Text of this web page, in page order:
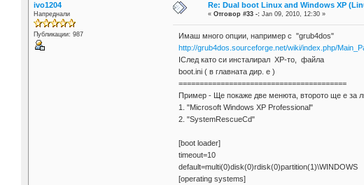
ivo1204
Напреднали
Публикации: 987
Re: Dual boot Linux and Windows XP
«Отговор #33 -: Jan 09, 2010, 12:30 »
Имаш много опции, например с "grub4dos"
http://grub4dos.sourceforge.net/wiki/index.php/
IСлед като си инсталирал ХР-то, файла
boot.ini ( в главната дир. е )
========================================
Пример - Ще покаже две менюта, второто ще е за
1. "Microsoft Windows XP Professional"
2. "SystemRescueCd"
[boot loader]
timeout=10
default=multi(0)disk(0)rdisk(0)partition(1)\WINDOWS
[operating systems]